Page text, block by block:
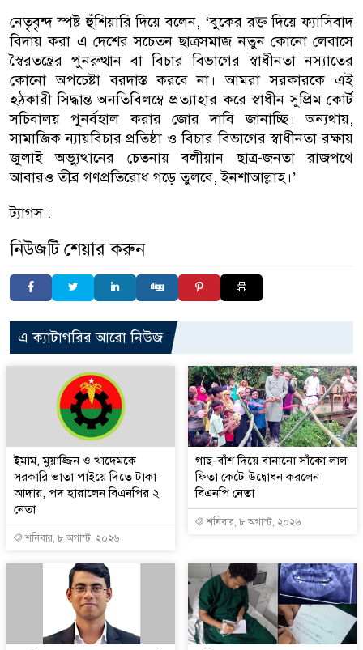
নেতৃবৃন্দ স্পষ্ট হুঁশিয়ারি দিয়ে বলেন, ‘বুকের রক্ত দিয়ে ফ্যাসিবাদ
বিদায় করা এ দেশের সচেতন ছাত্রসমাজ নতুন কোনো লেবাসে
স্বৈরতন্ত্রের পুনরুত্থান বা বিচার বিভাগের স্বাধীনতা নস্যাতের
কোনো অপচেষ্টা বরদাস্ত করবে না। আমরা সরকারকে এই
হঠকারী সিদ্ধান্ত অনতিবিলম্বে প্রত্যাহার করে স্বাধীন সুপ্রিম কোর্ট
সচিবালয় পুনর্বহাল করার জোর দাবি জানাচ্ছি। অন্যথায়,
সামাজিক ন্যায়বিচার প্রতিষ্ঠা ও বিচার বিভাগের স্বাধীনতা রক্ষায়
জুলাই অভ্যুত্থানের চেতনায় বলীয়ান ছাত্র-জনতা রাজপথে
আবারও তীব্র গণপ্রতিরোধ গড়ে তুলবে, ইনশাআল্লাহ।’
ট্যাগস :
নিউজটি শেয়ার করুন
এ ক্যাটাগরির আরো নিউজ
ইমাম, মুয়াজ্জিন ও খাদেমকে
সরকারি ভাতা পাইয়ে দিতে টাকা
আদায়, পদ হারালেন বিএনপির ২
নেতা
শনিবার, ৮ অগাস্ট, ২০২৬
গাছ-বাঁশ দিয়ে বানানো সাঁকো লাল
ফিতা কেটে উদ্বোধন করলেন
বিএনপি নেতা
শনিবার, ৮ অগাস্ট, ২০২৬